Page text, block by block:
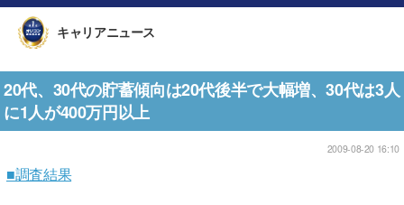
キャリアニュース
20代、30代の貯蓄傾向は20代後半で大幅増、30代は3人
に1人が400万円以上
2009-08-20 16:10
■調査結果